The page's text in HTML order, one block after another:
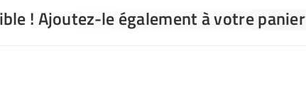
! Ajoutez-le également à votre panier